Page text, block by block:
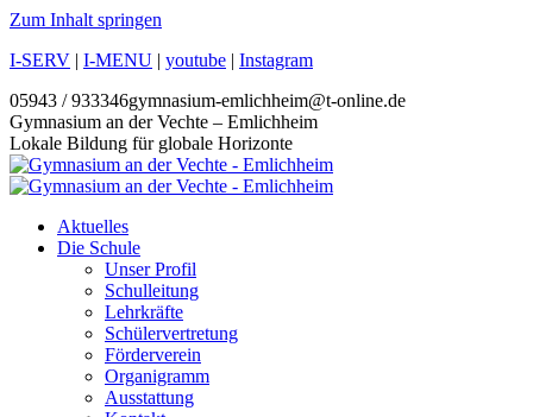
Zum Inhalt springen
I-SERV | I-MENU | youtube | Instagram
05943 / 933346gymnasium-emlichheim@t-online.de
Gymnasium an der Vechte – Emlichheim
Lokale Bildung für globale Horizonte
Aktuelles
Die Schule
Unser Profil
Schulleitung
Lehrkräfte
Schülervertretung
Förderverein
Organigramm
Ausstattung